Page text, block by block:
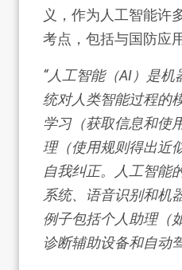
义，作为人工智能许
考点，包括与国防应
“人工智能（AI）是
统对人类智能过程的
学习（获取信息和使
理（使用规则得出近
自我纠正。人工智能
系统、语音识别和机
例子包括个人助理（
诊断辅助设备和自动